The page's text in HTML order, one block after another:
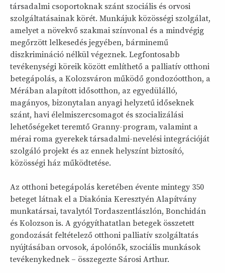
társadalmi csoportoknak szánt szociális és orvosi
szolgáltatásainak körét. Munkájuk közösségi szolgálat,
amelyet a növekvő szakmai színvonal és a mindvégig
megőrzött lelkesedés jegyében, bárminemű
diszkrimináció nélkül végeznek. Legfontosabb
tevékenységi köreik között említhető a palliatív otthoni
betegápolás, a Kolozsváron működő gondozóotthon, a
Mérában alapított idősotthon, az egyedülálló,
magányos, bizonytalan anyagi helyzetű időseknek
szánt, havi élelmiszercsomagot és szocializálási
lehetőségeket teremtő Granny-program, valamint a
mérai roma gyerekek társadalmi-nevelési integrációját
szolgáló projekt és az ennek helyszínt biztosító,
közösségi ház működtetése.
Az otthoni betegápolás keretében évente mintegy 350
beteget látnak el a Diakónia Keresztyén Alapítvány
munkatársai, tavalytól Tordaszentlászlón, Bonchidán
és Kolozson is. A gyógyíthatatlan betegek összetett
gondozását feltételező otthoni palliatív szolgáltatás
nyújtásában orvosok, ápolónők, szociális munkások
tevékenykednek – összegezte Sárosi Arthur.